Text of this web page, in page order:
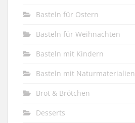
Basteln für Ostern
Basteln für Weihnachten
Basteln mit Kindern
Basteln mit Naturmaterialien
Brot & Brötchen
Desserts